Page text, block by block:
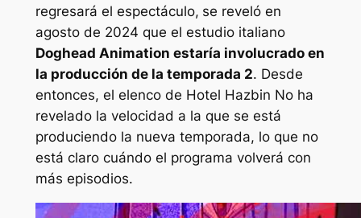
regresará el espectáculo, se reveló en
agosto de 2024 que el estudio italiano
Doghead Animation estaría involucrado en
la producción de la temporada 2. Desde
entonces, el elenco de Hotel Hazbin No ha
revelado la velocidad a la que se está
produciendo la nueva temporada, lo que no
está claro cuándo el programa volverá con
más episodios.